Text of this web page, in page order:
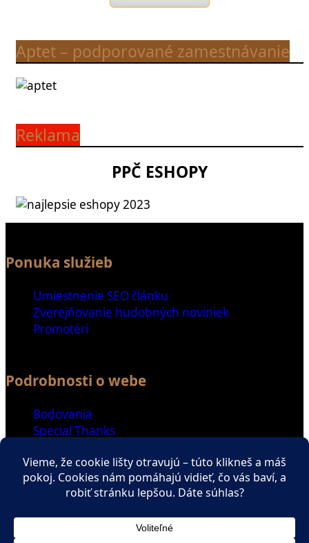
Aptet – podporované zamestnávanie
Reklama
PPČ ESHOPY
Ponuka služieb
Umiestnenie SEO článku
Zverejňovanie hudobných noviniek
Promotéri
Podrobnosti o webe
Bodovania
Special Thanks
Ďalšie odkazy
Spriatelené weby